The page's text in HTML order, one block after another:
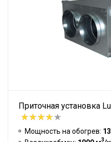
Приточная установка
Мощность на обогрев:
3